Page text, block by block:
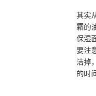
其实
霜的
保湿
要注
洁掉
的时